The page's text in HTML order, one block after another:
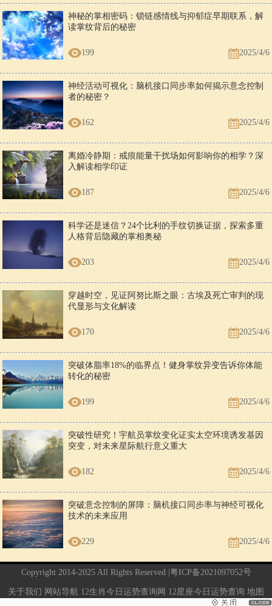
神秘的掌相密码：锁链感情线与抑郁症早期联系，解
读掌纹背后的秘密
199 2025/4/6
神经活动可视化：脑机接口同步率如何揭示意念控制
者的秘密？
162 2025/4/6
离婚冷静期：戒痕能量干扰场如何影响你的相学？深
入解读相学印证
187 2025/4/6
科学还是迷信？24个比利的手纹切换证据，探索多重
人格背后隐藏的掌相奥秘
203 2025/4/6
穿越时空，见证阿努比斯之眼：古埃及死亡审判的现
代显形与文化解读
170 2025/4/6
突破体脂率18%的临界点！健身掌纹异变告诉你体能
转化的秘密
199 2025/4/6
突破性研究！宇航员掌纹变化证实太空环境诱发基因
突变，对未来星际航行意义重大
182 2025/4/6
突破意念控制的屏障：脑机接口同步率与神经可视化
技术的未来应用
229 2025/4/6
Copyright 2014-2025 All Rights Reserved |粤ICP备2021097052号
关于我们 网站导航 12生肖今日运势查询网 12星座今日运势查询 地图